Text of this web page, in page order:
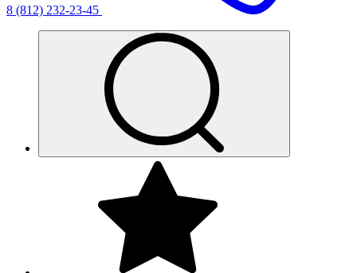
8 (812) 232-23-45